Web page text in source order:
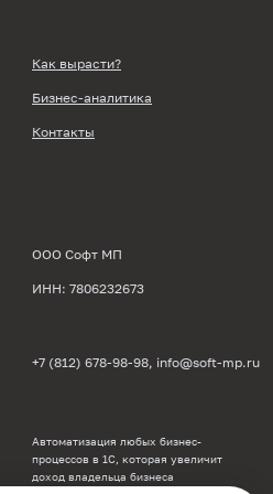
Автоматизация любых бизнес-
процессов в 1С, которая увеличит
доход владельца бизнеса
Как вырасти?
Бизнес-аналитика
Контакты
ООО Софт МП
ИНН: 7806232673
+7 (812) 678-98-98, info@soft-mp.ru